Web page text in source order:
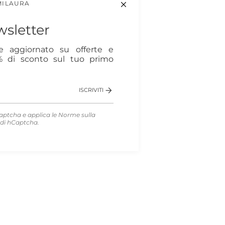
aggiornato su offerte e
di sconto sul tuo primo
ISCRIVITI
e applica le Norme sulla
di hCaptcha.